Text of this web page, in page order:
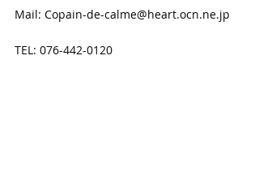
Mail: Copain-de-calme@heart.ocn.ne.jp
TEL: 076-442-0120